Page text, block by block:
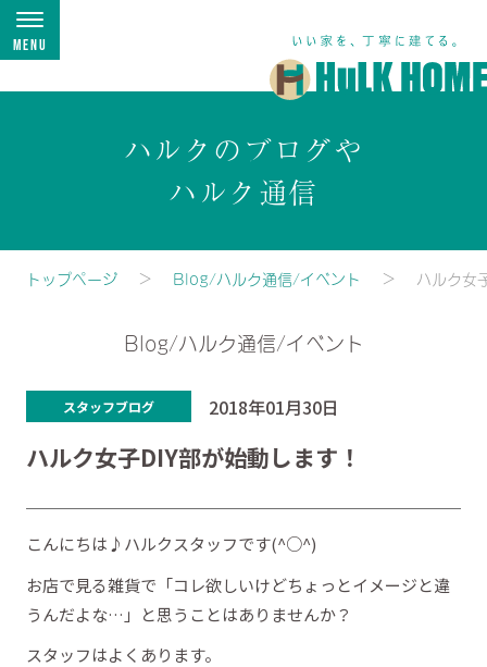
Menu
ハルクのブログや
ハルク通信
トップページ Blog/ハルク通信/イベント ハルク女
Blog/ハルク通信/イベント
スタッフブログ 2018年01月30日
ハルク女子DIY部が始動します！
こんにちは♪ハルクスタッフです(^○^)
お店で見る雑貨で「コレ欲しいけどちょっとイメージと違
うんだよな…」と思うことはありませんか？
スタッフはよくあります。